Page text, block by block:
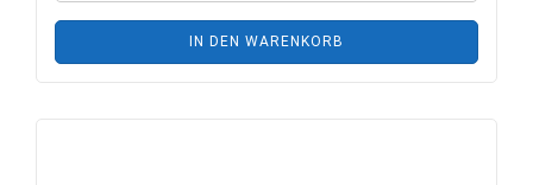
IN DEN WARENKORB